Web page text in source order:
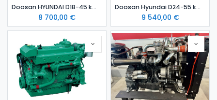
Doosan HYUNDAI D18-45 kW dieselmoottori
8 700,00 €
Doosan Hyundai D24-55 kW dieselmoottori Stage 5
9 540,00 €